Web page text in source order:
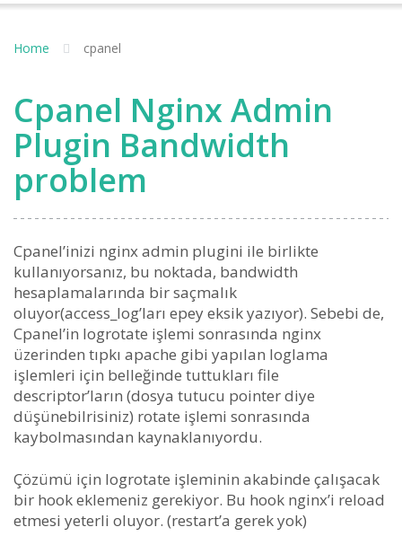
Home cpanel
Cpanel Nginx Admin
Plugin Bandwidth
problem
Cpanel’inizi nginx admin plugini ile birlikte
kullanıyorsanız, bu noktada, bandwidth
hesaplamalarında bir saçmalık
oluyor(access_log’ları epey eksik yazıyor). Sebebi de,
Cpanel’in logrotate işlemi sonrasında nginx
üzerinden tıpkı apache gibi yapılan loglama
işlemleri için belleğinde tuttukları file
descriptor’ların (dosya tutucu pointer diye
düşünebilrisiniz) rotate işlemi sonrasında
kaybolmasından kaynaklanıyordu.
Çözümü için logrotate işleminin akabinde çalışacak
bir hook eklemeniz gerekiyor. Bu hook nginx’i reload
etmesi yeterli oluyor. (restart’a gerek yok)